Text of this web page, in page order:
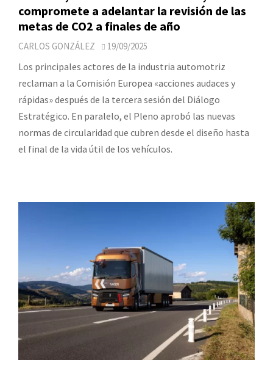
compromete a adelantar la revisión de las
metas de CO2 a finales de año
CARLOS GONZÁLEZ 19/09/2025
Los principales actores de la industria automotriz
reclaman a la Comisión Europea «acciones audaces y
rápidas» después de la tercera sesión del Diálogo
Estratégico. En paralelo, el Pleno aprobó las nuevas
normas de circularidad que cubren desde el diseño hasta
el final de la vida útil de los vehículos.